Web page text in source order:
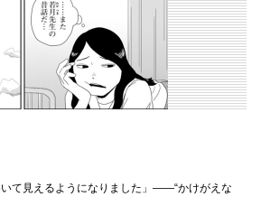
いて見えるようになりました」——“かけがえな